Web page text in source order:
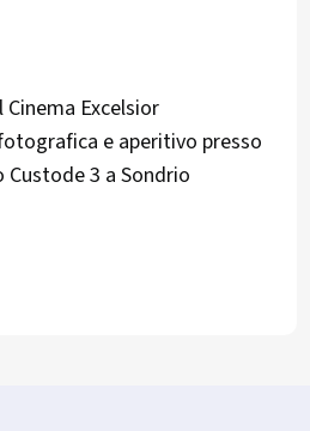
Excelsior
e aperitivo presso
Custode 3 a Sondrio